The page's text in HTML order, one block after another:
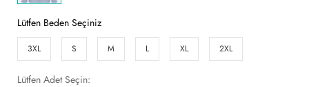
Lütfen Beden Seçiniz
3XL S M L XL 2XL
Lütfen Adet Seçin: